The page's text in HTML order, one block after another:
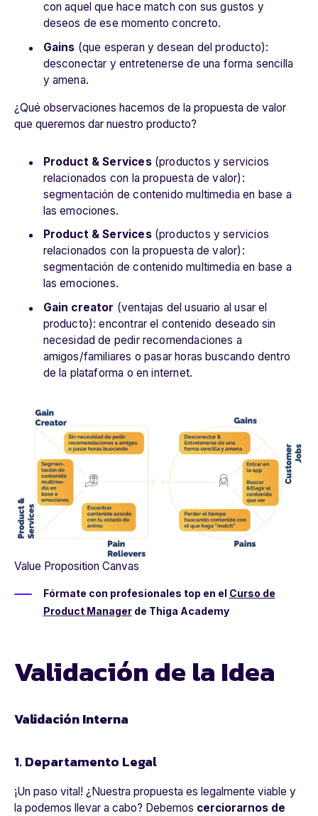
con aquel que hace match con sus gustos y
deseos de ese momento concreto.
Gains (que esperan y desean del producto):
desconectar y entretenerse de una forma sencilla
y amena.
¿Qué observaciones hacemos de la propuesta de valor
que queremos dar nuestro producto?
Product & Services(productos y servicios
relacionados con la propuesta de valor):
segmentación de contenido multimedia en base a
las emociones.
Product & Services(productos y servicios
relacionados con la propuesta de valor):
segmentación de contenido multimedia en base a
las emociones.
Gain creator (ventajas del usuario al usar el
producto): encontrar el contenido deseado sin
necesidad de pedir recomendaciones a
amigos/familiares o pasar horas buscando dentro
de la plataforma o en internet.
Value Proposition Canvas
Fórmate con profesionales top en el Curso de
Product Managerde Thiga Academy
Validación de la Idea
Validación Interna
1. Departamento Legal
¡Un paso vital! ¿Nuestra propuesta es legalmente viable y
la podemos llevar a cabo? Debemos cerciorarnos de